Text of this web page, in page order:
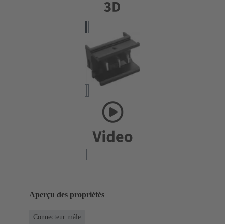
Aperçu des propriétés
Connecteur mâle